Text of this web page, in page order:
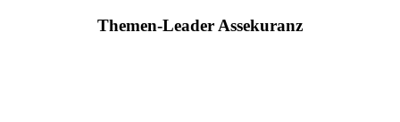
Themen-Leader Assekuranz